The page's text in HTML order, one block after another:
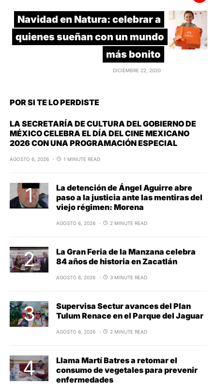
Navidad en Natura: celebrar a
quienes sueñan con un mundo
más bonito
DICIEMBRE 22, 2020
POR SI TE LO PERDISTE
LA SECRETARÍA DE CULTURA DEL GOBIERNO DE
MÉXICO CELEBRA EL DÍA DEL CINE MEXICANO
2026 CON UNA PROGRAMACIÓN ESPECIAL
AGOSTO 6, 2026 1 MINUTE READ
La detención de Ángel Aguirre abre
paso a la justicia ante las mentiras del
viejo régimen: Morena
AGOSTO 6, 2026 2 MINUTE READ
La Gran Feria de la Manzana celebra
84 años de historia en Zacatlán
AGOSTO 6, 2026 3 MINUTE READ
Supervisa Sectur avances del Plan
Tulum Renace en el Parque del Jaguar
AGOSTO 6, 2026 2 MINUTE READ
Llama Martí Batres a retomar el
consumo de vegetales para prevenir
enfermedades